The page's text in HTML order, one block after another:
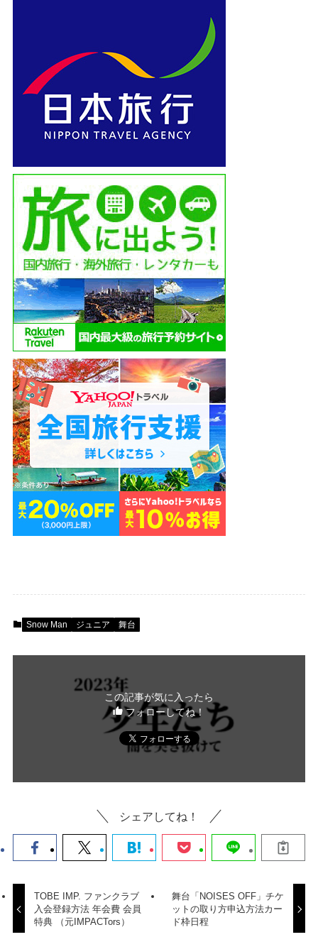
Snow Man ジュニア 舞台
この記事が気に入ったら
フォローしてね！
シェアしてね！
TOBE IMP. ファンクラブ
入会登録方法 年会費 会員
特典 （元IMPACTors）
舞台「NOISES OFF」チケ
ットの取り方申込方法カー
ド枠日程